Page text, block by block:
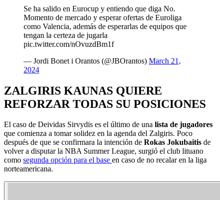
Se ha salido en Eurocup y entiendo que diga No.
Momento de mercado y esperar ofertas de Euroliga
como Valencia, además de esperarlas de equipos que
tengan la certeza de jugarla
pic.twitter.com/nOvuzdBm1f
— Jordi Bonet i Orantos (@JBOrantos) March 21,
2024
ZALGIRIS KAUNAS QUIERE
REFORZAR TODAS SU POSICIONES
El caso de Deividas Sirvydis es el último de una lista de jugadores
que comienza a tomar solidez en la agenda del Zalgiris. Poco
después de que se confirmara la intención de Rokas Jokubaitis de
volver a disputar la NBA Summer League, surgió el club lituano
como segunda opción para el base en caso de no recalar en la liga
norteamericana.